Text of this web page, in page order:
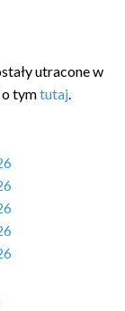
utracone w
tymtutaj.